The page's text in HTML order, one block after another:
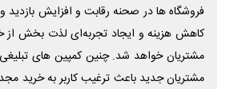
فروشگاه ها در صحنه رقابت و افزایش بازدید
کاهش هزینه و ایجاد تجربه‌ای لذت بخش از
مشتریان خواهد شد. چنین کمپین های
مشتریان جدید باعث ترغیب کاربر به خرید